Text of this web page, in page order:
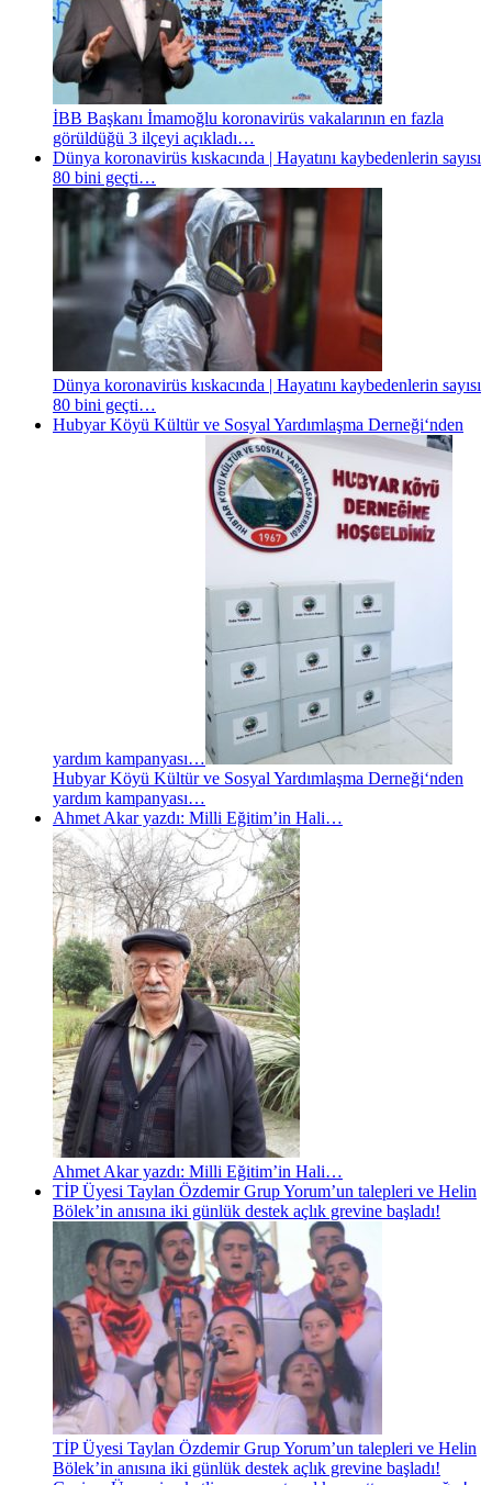
İBB Başkanı İmamoğlu koronavirüs vakalarının en fazla
görüldüğü 3 ilçeyi açıkladı…
Dünya koronavirüs kıskacında | Hayatını kaybedenlerin sayısı
80 bini geçti…
Dünya koronavirüs kıskacında | Hayatını kaybedenlerin sayısı
80 bini geçti…
Hubyar Köyü Kültür ve Sosyal Yardımlaşma Derneği‘nden
yardım kampanyası…
Hubyar Köyü Kültür ve Sosyal Yardımlaşma Derneği‘nden
yardım kampanyası…
Ahmet Akar yazdı: Milli Eğitim’in Hali…
Ahmet Akar yazdı: Milli Eğitim’in Hali…
TİP Üyesi Taylan Özdemir Grup Yorum’un talepleri ve Helin
Bölek’in anısına iki günlük destek açlık grevine başladı!
TİP Üyesi Taylan Özdemir Grup Yorum’un talepleri ve Helin
Bölek’in anısına iki günlük destek açlık grevine başladı!